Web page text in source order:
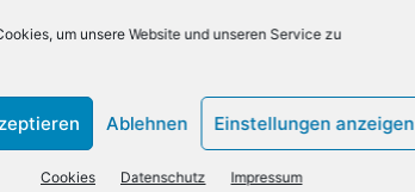
um unsere Website und unseren Service zu
Ablehnen Einstellungen anzeigen
Cookies Datenschutz Impressum
Bereitschaft, Dinge anders
zu denken, seien herausragend
Der gebürtige Berliner trat ebenfalls
und Kultur. In Potsdam ließ er das im